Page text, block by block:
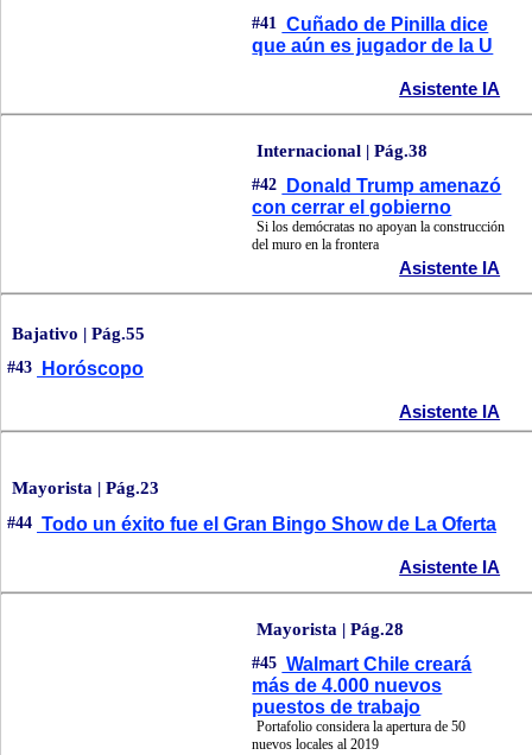
#41
Cuñado de Pinilla dice
que aún es jugador de la U
Asistente IA
Internacional | Pág.38
#42
Donald Trump amenazó
con cerrar el gobierno
Si los demócratas no apoyan la construcción
del muro en la frontera
Asistente IA
Bajativo | Pág.55
#43 Horóscopo
Asistente IA
Mayorista | Pág.23
#44 Todo un éxito fue el Gran Bingo Show de La Oferta
Asistente IA
Mayorista | Pág.28
#45 Walmart Chile creará
más de 4.000 nuevos
puestos de trabajo
Portafolio considera la apertura de 50
nuevos locales al 2019